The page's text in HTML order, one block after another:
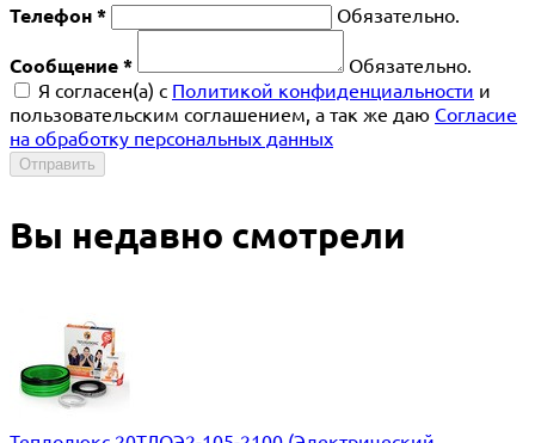
Телефон * Обязательно.
Сообщение *
Обязательно.
Я согласен(a) с Политикой конфиденциальности и
пользовательским соглашением, а так же даю Согласие
на обработку персональных данных
Отправить
Вы недавно смотрели